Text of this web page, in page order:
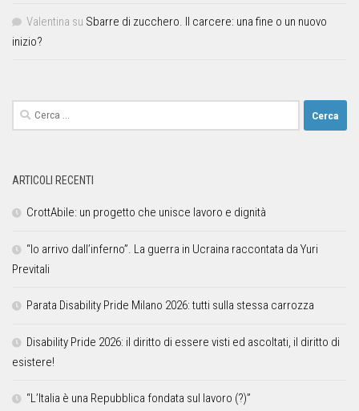
Valentina su Sbarre di zucchero. Il carcere: una fine o un nuovo
inizio?
ARTICOLI RECENTI
CrottAbile: un progetto che unisce lavoro e dignità
“Io arrivo dall’inferno”. La guerra in Ucraina raccontata da Yuri
Previtali
Parata Disability Pride Milano 2026: tutti sulla stessa carrozza
Disability Pride 2026: il diritto di essere visti ed ascoltati, il diritto di
esistere!
“L’Italia è una Repubblica fondata sul lavoro (?)”